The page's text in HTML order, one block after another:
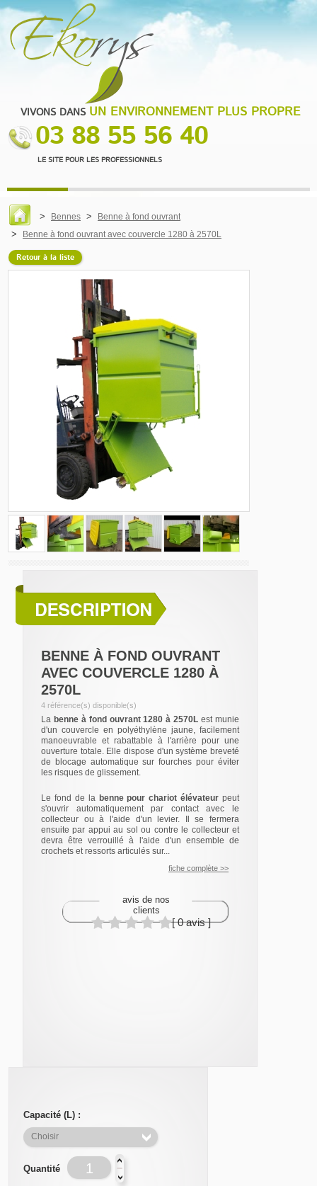
VIVONS DANS UN ENVIRONNEMENT PLUS PROPRE
03 88 55 56 40
LE SITE POUR LES PROFESSIONNELS
Bennes
Benne à fond ouvrant
Benne à fond ouvrant avec couvercle 1280 à 2570L
Retour à la liste
BENNE À FOND OUVRANT
AVEC COUVERCLE 1280 À
2570L
4 référence(s) disponible(s)
La benne à fond ouvrant 1280 à 2570L est munie
d'un couvercle en polyéthylène jaune, facilement
manoeuvrable et rabattable à l'arrière pour une
ouverture totale. Elle dispose d'un système breveté
de blocage automatique sur fourches pour éviter
les risques de glissement.
Le fond de la benne pour chariot élévateur peut
s'ouvrir automatiquement par contact avec le
collecteur ou à l'aide d'un levier. Il se fermera
ensuite par appui au sol ou contre le collecteur et
devra être verrouillé à l'aide d'un ensemble de
crochets et ressorts articulés sur...
fiche complète >>
avis de nos
clients
[ 0 avis ]
Capacité (L) :
Quantité